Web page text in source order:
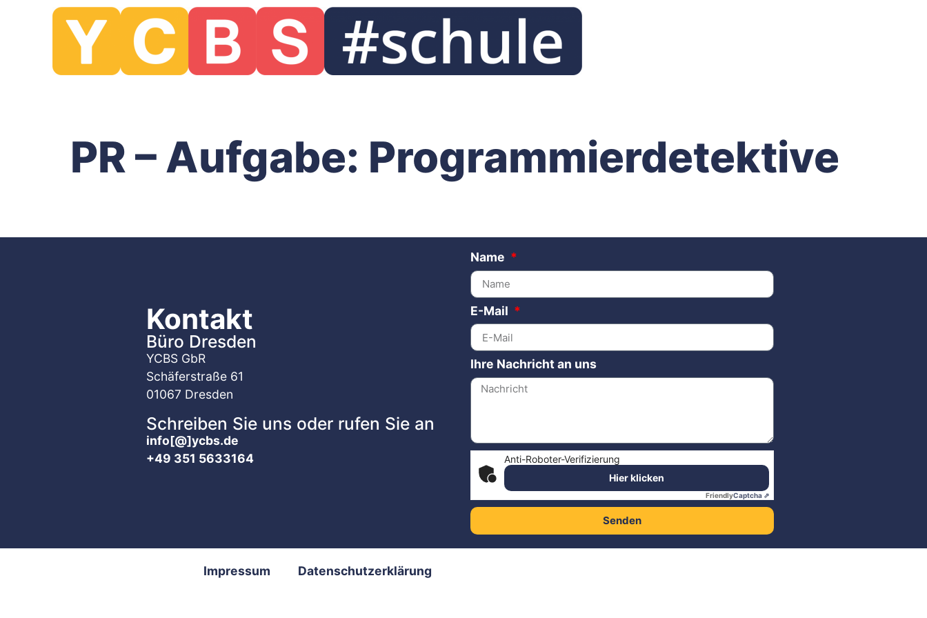
PR – Aufgabe: Programmierdetektive
Kontakt
Büro Dresden
YCBS GbR
Schäferstraße 61
01067 Dresden
Schreiben Sie uns oder rufen Sie an
info[@]ycbs.de
+49 351 5633164
Name
E-Mail
Ihre Nachricht an uns
Anti-Roboter-Verifizierung
Hier klicken
FriendlyCaptcha ⇗
Senden
Impressum Datenschutzerklärung